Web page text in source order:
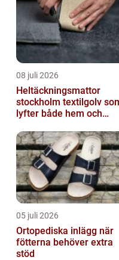
08 juli 2026
Heltäckningsmattor
stockholm textilgolv som
lyfter både hem och
05 juli 2026
Ortopediska inlägg när
fötterna behöver extra
stöd